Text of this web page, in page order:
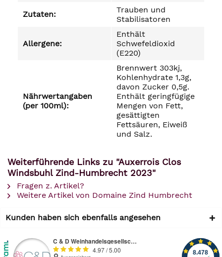
Zutaten:
Trauben und
Stabilisatoren
Allergene:
Enthält
Schwefeldioxid
(E220)
Nährwertangaben
(per 100ml):
Brennwert 303kj,
Kohlenhydrate 1,3g,
davon Zucker 0,5g.
Enthält geringfügige
Mengen von Fett,
gesättigten
Fettsäuren, Eiweiß
und Salz.
Weiterführende Links zu "Auxerrois Clos
Windsbuhl Zind-Humbrecht 2023"
Fragen z. Artikel?
Weitere Artikel von Domaine Zind Humbrecht
Kunden haben sich ebenfalls angesehen